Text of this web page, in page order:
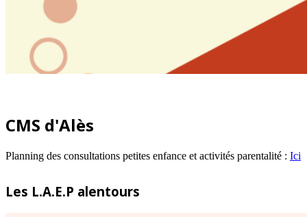
CMS d'Alès
Planning des consultations petites enfance et activités parentalité : Ici
Les L.A.E.P alentours